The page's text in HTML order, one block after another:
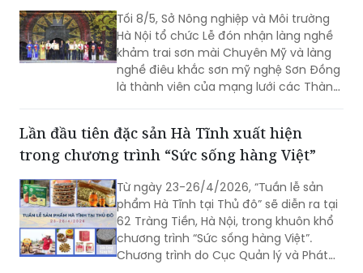
Tối 8/5, Sở Nông nghiệp và Môi trường
Hà Nội tổ chức Lễ đón nhận làng nghề
khảm trai sơn mài Chuyên Mỹ và làng
nghề điêu khắc sơn mỹ nghệ Sơn Đồng
là thành viên của mạng lưới các Thành
thủ công mỹ nghệ làng nghề.
Lần đầu tiên đặc sản Hà Tĩnh xuất hiện
trong chương trình “Sức sống hàng Việt”
Từ ngày 23-26/4/2026, “Tuần lễ sản
phẩm Hà Tĩnh tại Thủ đô” sẽ diễn ra tại
62 Tràng Tiền, Hà Nội, trong khuôn khổ
chương trình “Sức sống hàng Việt”.
Chương trình do Cục Quản lý và Phát